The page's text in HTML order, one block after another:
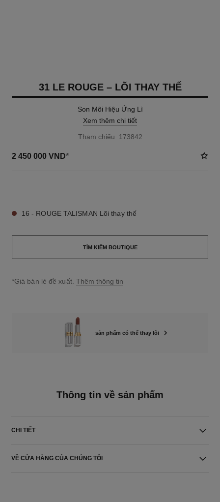
31 LE ROUGE – LÕI THAY THẾ
Son Môi Hiệu Ứng Lì
Xem thêm chi tiết
Tham chiếu 173842
2 450 000 VND*
16 - ROUGE TALISMAN Lõi thay thế
TÌM KIẾM BOUTIQUE
↩
*Giá bán lẻ đề xuất. Thêm thông tin
sản phẩm có thể thay lõi
Thông tin về sản phẩm
CHI TIẾT
VỀ CỬA HÀNG CỦA CHÚNG TÔI